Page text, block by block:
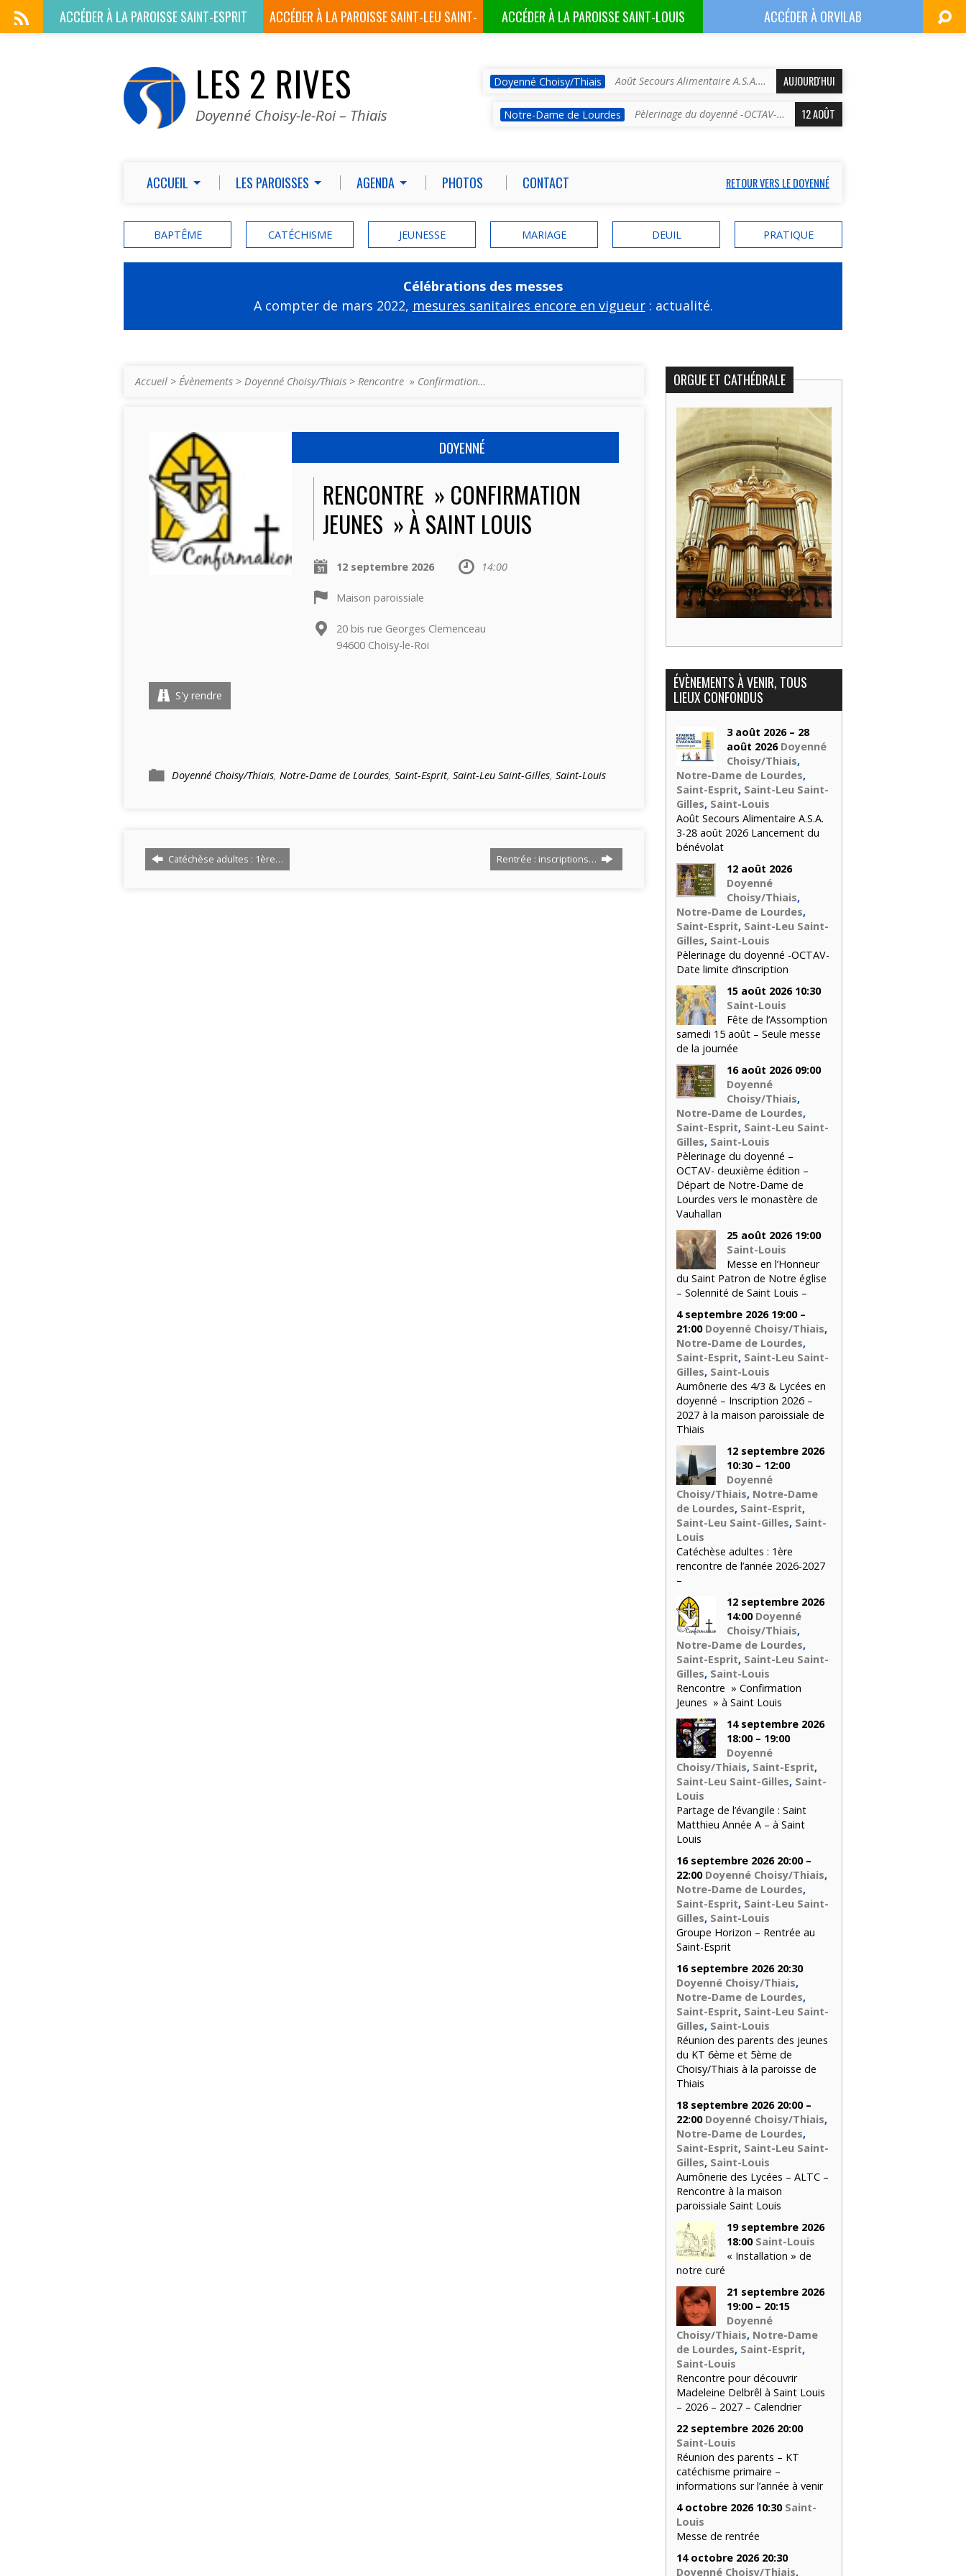
ACCÉDER À LAPAROISSE SAINT-ESPRIT ACCÉDER À LAPAROISSE SAINT-LEU SAINT-
ACCÉDER À LAPAROISSE SAINT-LOUIS ACCÉDER ÀORVILAB
LES 2 RIVES
Doyenné Choisy-le-Roi – Thiais
Doyenné Choisy/Thiais Août Secours Alimentaire A.S.A.… AUJOURD'HUI
Notre-Dame de Lourdes Pèlerinage du doyenné -OCTAV-… 12 AOÛT
ACCUEIL LES PAROISSES AGENDA PHOTOS CONTACT RETOUR VERS LE DOYENNÉ
BAPTÊME CATÉCHISME JEUNESSE MARIAGE DEUIL PRATIQUE
Célébrations des messes
A compter de mars 2022, mesures sanitaires encore en vigueur: actualité.
Accueil > Évènements > Doyenné Choisy/Thiais > Rencontre » Confirmation…
DOYENNÉ
RENCONTRE » CONFIRMATION
JEUNES » À SAINT LOUIS
12 septembre 2026 14:00
Maison paroissiale
20 bis rue Georges Clemenceau
94600 Choisy-le-Roi
S'y rendre
Doyenné Choisy/Thiais, Notre-Dame de Lourdes, Saint-Esprit, Saint-Leu Saint-Gilles, Saint-Louis
Catéchèse adultes : 1ère… Rentrée : inscriptions…
ORGUE ET CATHÉDRALE
ÉVÈNEMENTS À VENIR, TOUS
LIEUX CONFONDUS
3 août 2026 – 28
août 2026 Doyenné
Choisy/Thiais,
Notre-Dame de Lourdes,
Saint-Esprit, Saint-Leu Saint-
Gilles, Saint-Louis
Août Secours Alimentaire A.S.A.
3-28 août 2026 Lancement du
bénévolat
12 août 2026
Doyenné
Choisy/Thiais,
Notre-Dame de Lourdes,
Saint-Esprit, Saint-Leu Saint-
Gilles, Saint-Louis
Pèlerinage du doyenné -OCTAV-
Date limite d’inscription
15 août 2026 10:30
Saint-Louis
Fête de l’Assomption
samedi 15 août – Seule messe
de la journée
16 août 2026 09:00
Doyenné
Choisy/Thiais,
Notre-Dame de Lourdes,
Saint-Esprit, Saint-Leu Saint-
Gilles, Saint-Louis
Pèlerinage du doyenné –
OCTAV- deuxième édition –
Départ de Notre-Dame de
Lourdes vers le monastère de
Vauhallan
25 août 2026 19:00
Saint-Louis
Messe en l’Honneur
du Saint Patron de Notre église
– Solennité de Saint Louis –
4 septembre 2026 19:00 –
21:00 Doyenné Choisy/Thiais,
Notre-Dame de Lourdes,
Saint-Esprit, Saint-Leu Saint-
Gilles, Saint-Louis
Aumônerie des 4/3 & Lycées en
doyenné – Inscription 2026 –
2027 à la maison paroissiale de
Thiais
12 septembre 2026
10:30 – 12:00
Doyenné
Choisy/Thiais, Notre-Dame
de Lourdes, Saint-Esprit,
Saint-Leu Saint-Gilles, Saint-
Louis
Catéchèse adultes : 1ère
rencontre de l’année 2026-2027
–
12 septembre 2026
14:00 Doyenné
Choisy/Thiais,
Notre-Dame de Lourdes,
Saint-Esprit, Saint-Leu Saint-
Gilles, Saint-Louis
Rencontre » Confirmation
Jeunes » à Saint Louis
14 septembre 2026
18:00 – 19:00
Doyenné
Choisy/Thiais, Saint-Esprit,
Saint-Leu Saint-Gilles, Saint-
Louis
Partage de l’évangile : Saint
Matthieu Année A – à Saint
Louis
16 septembre 2026 20:00 –
22:00 Doyenné Choisy/Thiais,
Notre-Dame de Lourdes,
Saint-Esprit, Saint-Leu Saint-
Gilles, Saint-Louis
Groupe Horizon – Rentrée au
Saint-Esprit
16 septembre 2026 20:30
Doyenné Choisy/Thiais,
Notre-Dame de Lourdes,
Saint-Esprit, Saint-Leu Saint-
Gilles, Saint-Louis
Réunion des parents des jeunes
du KT 6ème et 5ème de
Choisy/Thiais à la paroisse de
Thiais
18 septembre 2026 20:00 –
22:00 Doyenné Choisy/Thiais,
Notre-Dame de Lourdes,
Saint-Esprit, Saint-Leu Saint-
Gilles, Saint-Louis
Aumônerie des Lycées – ALTC –
Rencontre à la maison
paroissiale Saint Louis
19 septembre 2026
18:00 Saint-Louis
« Installation » de
notre curé
21 septembre 2026
19:00 – 20:15
Doyenné
Choisy/Thiais, Notre-Dame
de Lourdes, Saint-Esprit,
Saint-Louis
Rencontre pour découvrir
Madeleine Delbrêl à Saint Louis
– 2026 – 2027 – Calendrier
22 septembre 2026 20:00
Saint-Louis
Réunion des parents – KT
catéchisme primaire –
informations sur l’année à venir
4 octobre 2026 10:30 Saint-
Louis
Messe de rentrée
14 octobre 2026 20:30
Doyenné Choisy/Thiais,